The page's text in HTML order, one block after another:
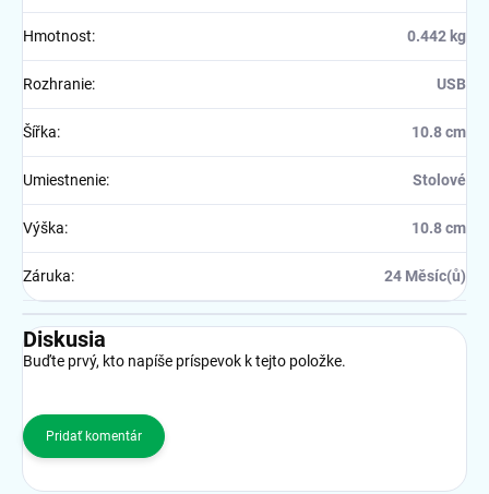
Hmotnost: 0.442 kg
Rozhranie: USB
Šířka: 10.8 cm
Umiestnenie: Stolové
Výška: 10.8 cm
Záruka: 24 Měsíc(ů)
Diskusia
Buďte prvý, kto napíše príspevok k tejto položke.
Pridať komentár